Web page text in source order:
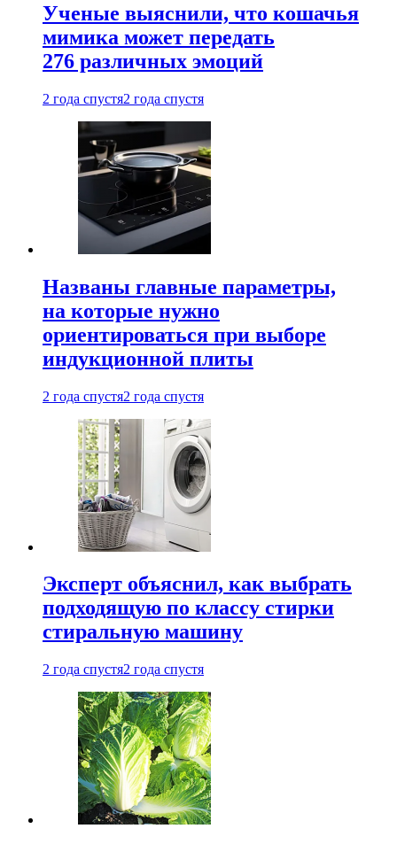
Ученые выяснили, что кошачья
мимика может передать
276 различных эмоций
2 года спустя2 года спустя
Названы главные параметры,
на которые нужно
ориентироваться при выборе
индукционной плиты
2 года спустя2 года спустя
Эксперт объяснил, как выбрать
подходящую по классу стирки
стиральную машину
2 года спустя2 года спустя